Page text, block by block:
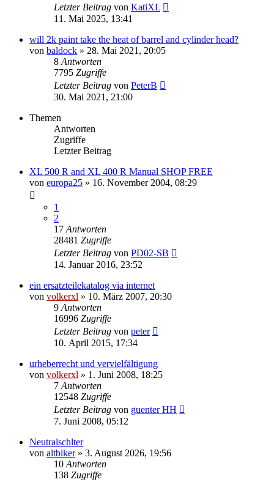
Letzter Beitrag von KatiXL
11. Mai 2025, 13:41
will 2k paint take the heat of barrel and cylinder head?
von baldock » 28. Mai 2021, 20:05
8 Antworten
7795 Zugriffe
Letzter Beitrag von PeterB
30. Mai 2021, 21:00
Themen
Antworten
Zugriffe
Letzter Beitrag
XL 500 R and XL 400 R Manual SHOP FREE
von europa25 » 16. November 2004, 08:29
1
2
17 Antworten
28481 Zugriffe
Letzter Beitrag von PD02-SB
14. Januar 2016, 23:52
ein ersatzteilekatalog via internet
von volkerxl » 10. März 2007, 20:30
9 Antworten
16996 Zugriffe
Letzter Beitrag von peter
10. April 2015, 17:34
urheberrecht und vervielfältigung
von volkerxl » 1. Juni 2008, 18:25
7 Antworten
12548 Zugriffe
Letzter Beitrag von guenter HH
7. Juni 2008, 05:12
Neutralschlter
von altbiker» 3. August 2026, 19:56
10 Antworten
138 Zugriffe